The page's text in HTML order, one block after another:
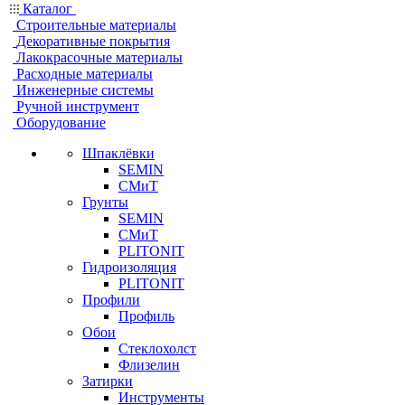
Каталог
Строительные материалы
Декоративные покрытия
Лакокрасочные материалы
Расходные материалы
Инженерные системы
Ручной инструмент
Оборудование
Шпаклёвки
SEMIN
СМиТ
Грунты
SEMIN
СМиТ
PLITONIT
Гидроизоляция
PLITONIT
Профили
Профиль
Обои
Стеклохолст
Флизелин
Затирки
Инструменты